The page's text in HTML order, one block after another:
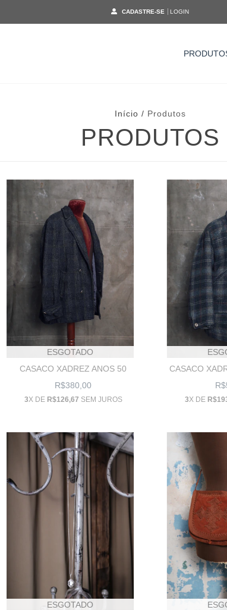
CADASTRE-SE LOGIN
Início / Produtos
PRODUTOS
ESGOTADO
CASACO XADREZ ANOS 50
R$380,00
3X DE R$126,67 SEM JUROS
CASACO
3X DE
ESGOTADO